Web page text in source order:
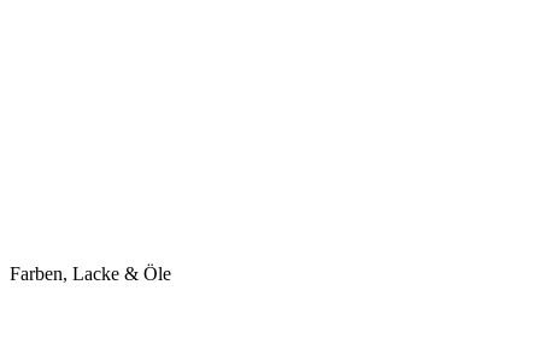
Farben, Lacke & Öle